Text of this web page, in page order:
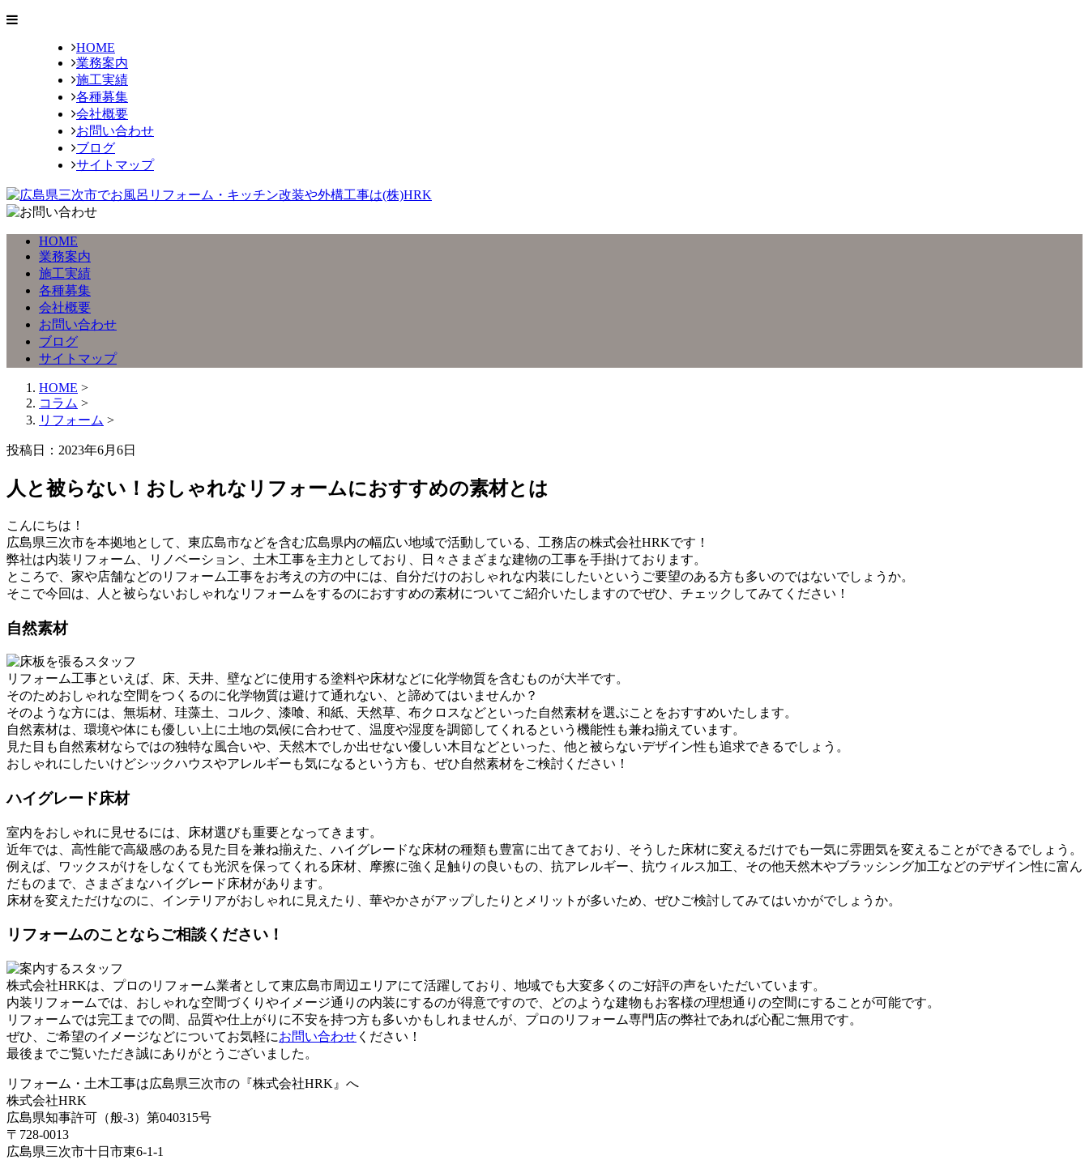
HOME
業務案内
施工実績
各種募集
会社概要
お問い合わせ
ブログ
サイトマップ
HOME
業務案内
施工実績
各種募集
会社概要
お問い合わせ
ブログ
サイトマップ
HOME >
コラム >
リフォーム >
投稿日：2023年6月6日
人と被らない！おしゃれなリフォームにおすすめの素材とは
こんにちは！
広島県三次市を本拠地として、東広島市などを含む広島県内の幅広い地域で活動している、工務店の株式会社HRKです！
弊社は内装リフォーム、リノベーション、土木工事を主力としており、日々さまざまな建物の工事を手掛けております。
ところで、家や店舗などのリフォーム工事をお考えの方の中には、自分だけのおしゃれな内装にしたいというご要望のある方も多いのではないでしょうか。
そこで今回は、人と被らないおしゃれなリフォームをするのにおすすめの素材についてご紹介いたしますのでぜひ、チェックしてみてください！
自然素材
リフォーム工事といえば、床、天井、壁などに使用する塗料や床材などに化学物質を含むものが大半です。
そのためおしゃれな空間をつくるのに化学物質は避けて通れない、と諦めてはいませんか？
そのような方には、無垢材、珪藻土、コルク、漆喰、和紙、天然草、布クロスなどといった自然素材を選ぶことをおすすめいたします。
自然素材は、環境や体にも優しい上に土地の気候に合わせて、温度や湿度を調節してくれるという機能性も兼ね揃えています。
見た目も自然素材ならではの独特な風合いや、天然木でしか出せない優しい木目などといった、他と被らないデザイン性も追求できるでしょう。
おしゃれにしたいけどシックハウスやアレルギーも気になるという方も、ぜひ自然素材をご検討ください！
ハイグレード床材
室内をおしゃれに見せるには、床材選びも重要となってきます。
近年では、高性能で高級感のある見た目を兼ね揃えた、ハイグレードな床材の種類も豊富に出てきており、そうした床材に変えるだけでも一気に雰囲気を変えることができるでしょう。
例えば、ワックスがけをしなくても光沢を保ってくれる床材、摩擦に強く足触りの良いもの、抗アレルギー、抗ウィルス加工、その他天然木やブラッシング加工などのデザイン性に富ん
だものまで、さまざまなハイグレード床材があります。
床材を変えただけなのに、インテリアがおしゃれに見えたり、華やかさがアップしたりとメリットが多いため、ぜひご検討してみてはいかがでしょうか。
リフォームのことならご相談ください！
株式会社HRKは、プロのリフォーム業者として東広島市周辺エリアにて活躍しており、地域でも大変多くのご好評の声をいただいています。
内装リフォームでは、おしゃれな空間づくりやイメージ通りの内装にするのが得意ですので、どのような建物もお客様の理想通りの空間にすることが可能です。
リフォームでは完工までの間、品質や仕上がりに不安を持つ方も多いかもしれませんが、プロのリフォーム専門店の弊社であれば心配ご無用です。
ぜひ、ご希望のイメージなどについてお気軽にお問い合わせ ください！
最後までご覧いただき誠にありがとうございました。
リフォーム・土木工事は広島県三次市の『株式会社HRK』へ
株式会社HRK
広島県知事許可（般-3）第040315号
〒728-0013
広島県三次市十日市東6-1-1